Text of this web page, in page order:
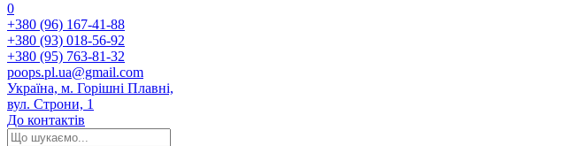
0
+380 (96) 167-41-88
+380 (93) 018-56-92
+380 (95) 763-81-32
poops.pl.ua@gmail.com
Україна, м. Горішні Плавні,
вул. Строни, 1
До контактів